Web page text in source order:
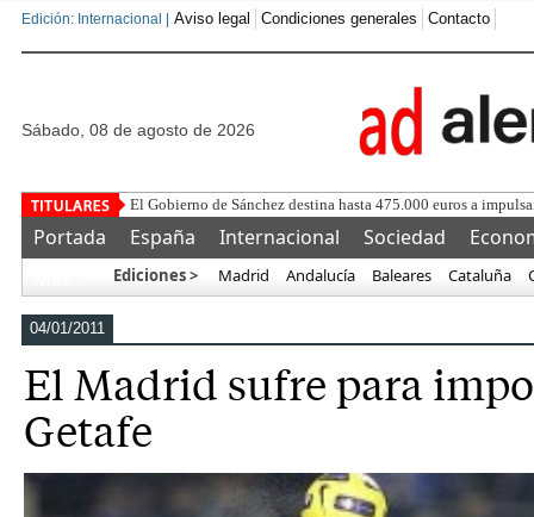
Edición: Internacional | Aviso legal Condiciones generales Contacto
sábado, 08 de agosto de 2026
Florentino no
Portada España Internacional Sociedad
Ediciones > Madrid Andalucía Baleares Cataluña
04/01/2011
El Madrid sufre para
Getafe